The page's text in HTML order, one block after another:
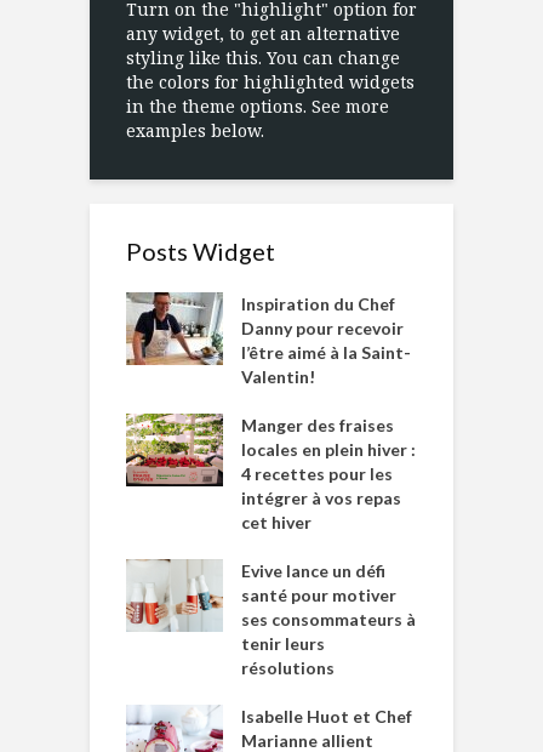
Turn on the "highlight" option for
any widget, to get an alternative
styling like this. You can change
the colors for highlighted widgets
in the theme options. See more
examples below.
Posts Widget
Inspiration du Chef
Danny pour recevoir
l’être aimé à la Saint-
Valentin!
Manger des fraises
locales en plein hiver :
4 recettes pour les
intégrer à vos repas
cet hiver
Evive lance un défi
santé pour motiver
ses consommateurs à
tenir leurs
résolutions
Isabelle Huot et Chef
Marianne allient